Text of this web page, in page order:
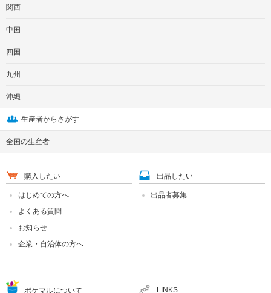
関西
中国
四国
九州
沖縄
生産者からさがす
全国の生産者
購入したい
はじめての方へ
よくある質問
お知らせ
企業・自治体の方へ
出品したい
出品者募集
ポケマルについて LINKS